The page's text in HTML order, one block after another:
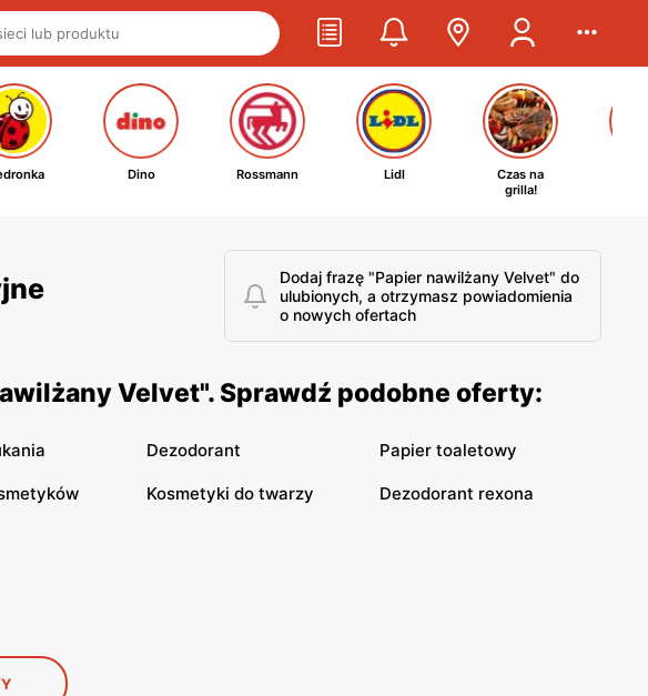
Dino Rossmann Lidl
Czas na
grilla!
Dodaj frazę "Papier nawilżany Velvet" do
ulubionych, a otrzymasz powiadomienia
o nowych ofertach
Velvet". Sprawdź podobne oferty:
Dezodorant Papier toaletowy
Kosmetyki do twarzy Dezodorant rexona